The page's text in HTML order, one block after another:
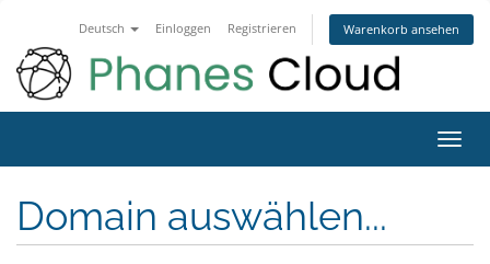
Deutsch Einloggen Registrieren Warenkorb ansehen
ein-/
Domain auswählen...